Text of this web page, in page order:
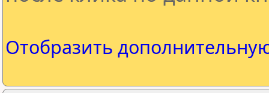
Отобразить